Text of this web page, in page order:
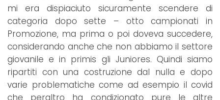
mi era dispiaciuto sicuramente scendere di
categoria dopo sette – otto campionati in
Promozione, ma prima o poi doveva succedere,
considerando anche che non abbiamo il settore
giovanile e in primis gli Juniores. Quindi siamo
ripartiti con una costruzione dal nulla e dopo
varie problematiche come ad esempio il covid
che peraltro ha condizionato pure le altre